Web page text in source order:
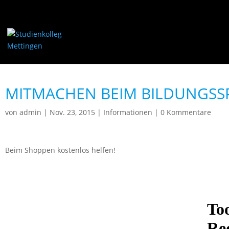
MITMACHEN BEIM
von admin | Nov. 23, 2015 | Informationen | 0 Kommentare
Beim Shoppen kostenlos helfen!